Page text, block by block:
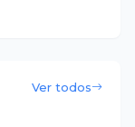
Ver todos